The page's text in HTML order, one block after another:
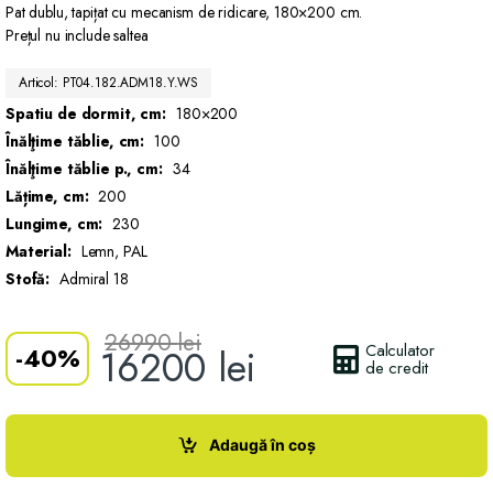
Pat dublu, tapițat cu mecanism de ridicare, 180×200 cm.
Prețul nu include saltea
Articol: PT04.182.ADM18.Y.WS
Spatiu de dormit, cm: 180×200
Înălţime tăblie, cm: 100
Înălţime tăblie p., cm: 34
Lățime, cm: 200
Lungime, cm: 230
Material: Lemn, PAL
Stofă: Admiral 18
-40% 16200 lei
26990lei Calculator
de credit
Adaugă în coș